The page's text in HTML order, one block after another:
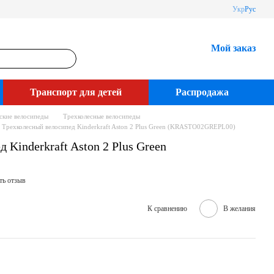
УкрРус
Мой заказ
Транспорт для детей Распродажа
велосипеды
Трехколесные велосипеды
Трехколесный велосипед Kinderkraft Aston 2 Plus Green (KRASTO02GREPL00)
Kinderkraft Aston 2 Plus Green
отзыв
К сравнению В желания